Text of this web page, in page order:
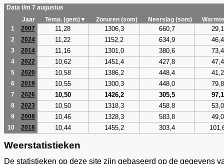
Data t/m 7 augustus
Jaar
Temp. (gem)▼ Zonuren (som) Neerslag (som)
1
2007 11,28 1306,3 660,7 29,1
2 2024 11,22 1152,2 634,9 46,4
3 2014 11,16 1301,0 380,6 73,4
4 2022 10,62 1451,4 427,8 47,4
5 2020 10,58 1386,2 448,4 41,2
6 2019 10,55 1300,3 448,0 79,8
7 2026 10,50 1426,2 305,5 97,1
8 2023 10,50 1318,3 458,8 53,0
9 2008 10,46 1328,3 583,8 49,0
10 2018 10,44 1455,2 303,4
Weerstatistieken
De statistieken op deze site zijn gebaseerd op de gegevens